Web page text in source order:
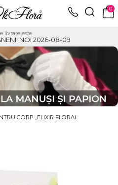
0
livrare este
NOI 2026-08-09
CORP „ELIXIR FLORAL